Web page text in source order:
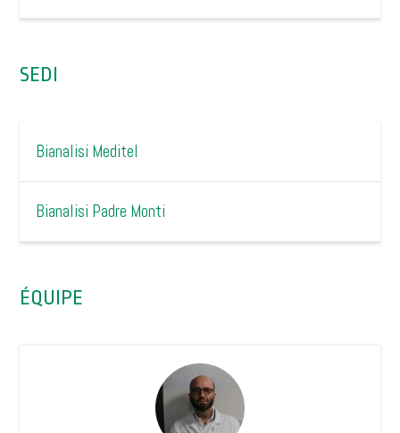
SEDI
Bianalisi Meditel
Bianalisi Padre Monti
ÉQUIPE